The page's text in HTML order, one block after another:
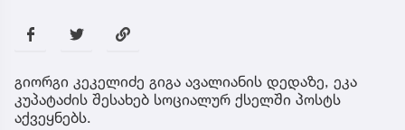
გიორგი კეკელიძე გიგა ავალიანის დედაზე, ეკა
კუპატაძის შესახებ სოციალურ ქსელში პოსტს
აქვეყნებს.